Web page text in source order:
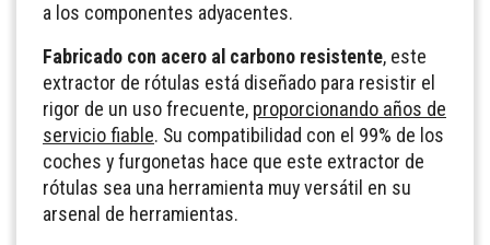
a los componentes adyacentes.
Fabricado con acero al carbono resistente, este
extractor de rótulas está diseñado para resistir el
rigor de un uso frecuente, proporcionando años de
servicio fiable. Su compatibilidad con el 99% de los
coches y furgonetas hace que este extractor de
rótulas sea una herramienta muy versátil en su
arsenal de herramientas.